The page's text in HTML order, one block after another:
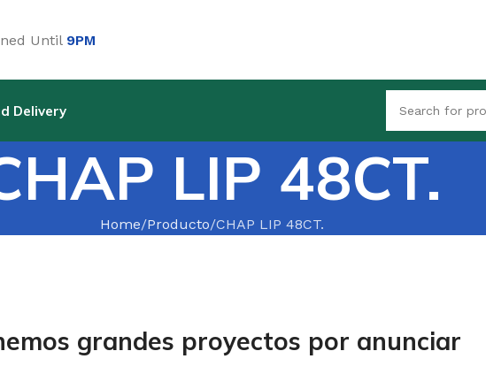
Until 9PM
Delivery
LIP 48CT.
Home Producto CHAP LIP 48CT.
grandes proyectos por anunciar